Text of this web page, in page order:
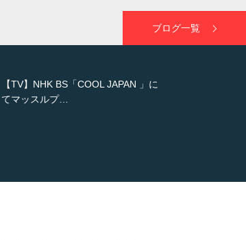
ブログ一覧
【WEB】「猫と焼き芋とマッチョ」
の素材を「ねとらぼ」さんに…